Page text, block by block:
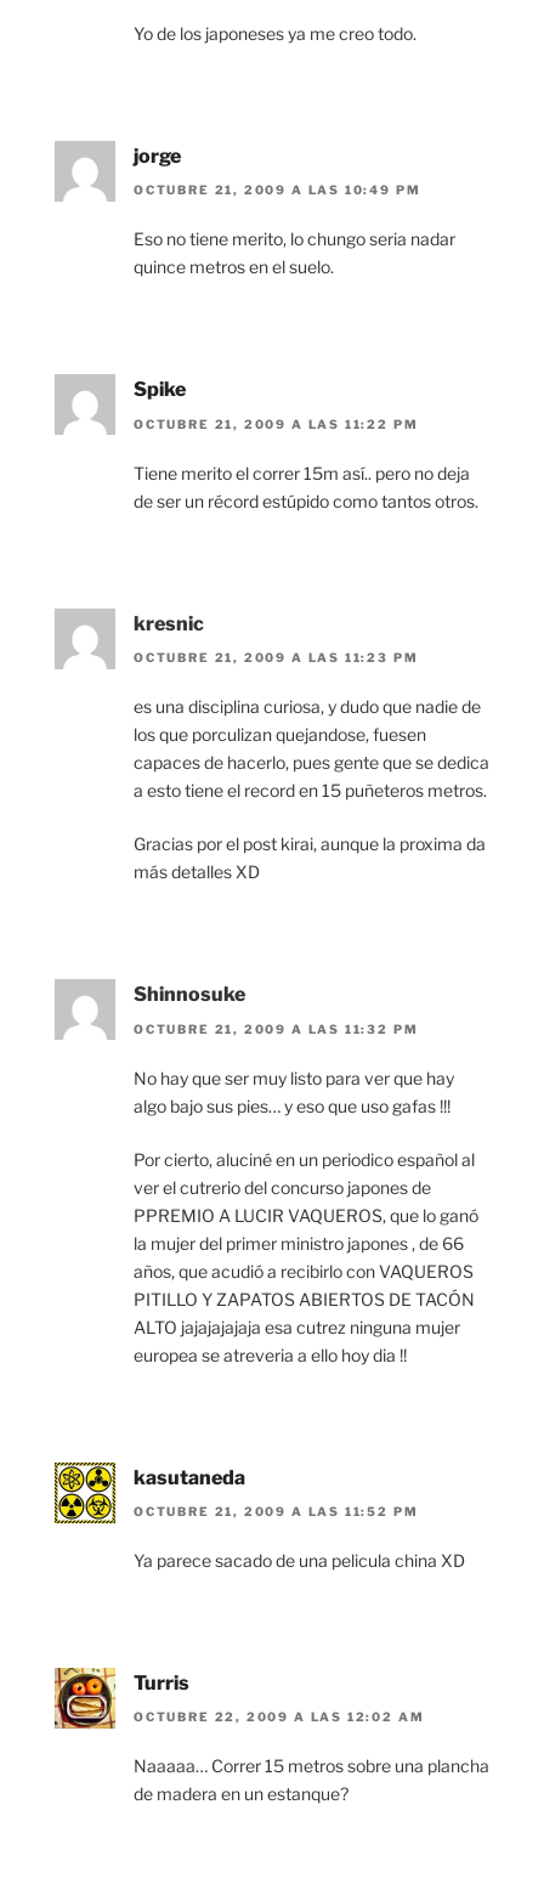
Yo de los japoneses ya me creo todo.
jorge
OCTUBRE 21, 2009 A LAS 10:49 PM
Eso no tiene merito, lo chungo seria nadar
quince metros en el suelo.
Spike
OCTUBRE 21, 2009 A LAS 11:22 PM
Tiene merito el correr 15m así.. pero no deja
de ser un récord estúpido como tantos otros.
kresnic
OCTUBRE 21, 2009 A LAS 11:23 PM
es una disciplina curiosa, y dudo que nadie de
los que porculizan quejandose, fuesen
capaces de hacerlo, pues gente que se dedica
a esto tiene el record en 15 puñeteros metros.
Gracias por el post kirai, aunque la proxima da
más detalles XD
Shinnosuke
OCTUBRE 21, 2009 A LAS 11:32 PM
No hay que ser muy listo para ver que hay
algo bajo sus pies… y eso que uso gafas !!!
Por cierto, aluciné en un periodico español al
ver el cutrerio del concurso japones de
PPREMIO A LUCIR VAQUEROS, que lo ganó
la mujer del primer ministro japones , de 66
años, que acudió a recibirlo con VAQUEROS
PITILLO Y ZAPATOS ABIERTOS DE TACÓN
ALTO jajajajajaja esa cutrez ninguna mujer
europea se atreveria a ello hoy dia !!
kasutaneda
OCTUBRE 21, 2009 A LAS 11:52 PM
Ya parece sacado de una pelicula china XD
Turris
OCTUBRE 22, 2009 A LAS 12:02 AM
Naaaaa… Correr 15 metros sobre una plancha
de madera en un estanque?